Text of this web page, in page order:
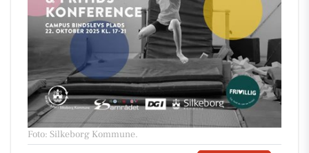
Foto: Silkeborg Kommune.